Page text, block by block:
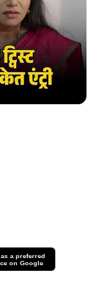
a preferred
on Google